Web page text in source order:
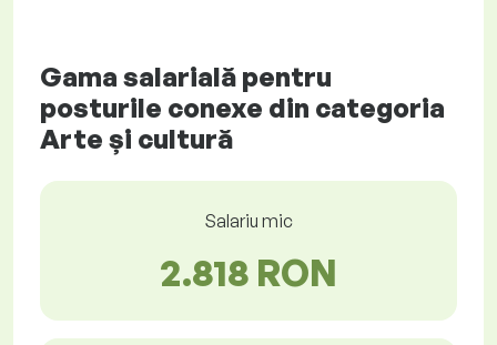
Gama salarială pentru
posturile conexe din categoria
Arte și cultură
Salariu mic
2.818 RON